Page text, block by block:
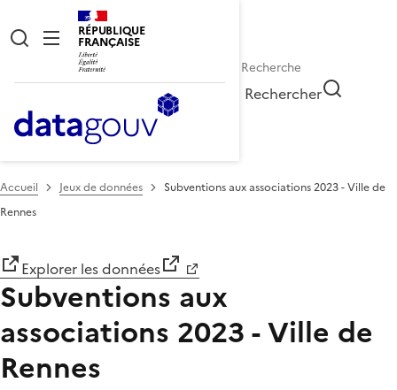
RÉPUBLIQUE
FRANÇAISE
Rechercher
Accueil Jeux de données
Subventions aux associations 2023 - Ville de
Rennes
Explorer les données
Subventions aux
associations 2023 - Ville de
Rennes